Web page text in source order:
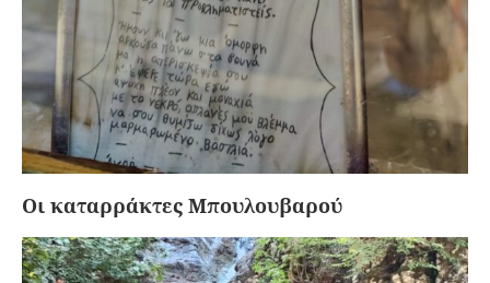
Οι καταρράκτες Μπουλουβαρού